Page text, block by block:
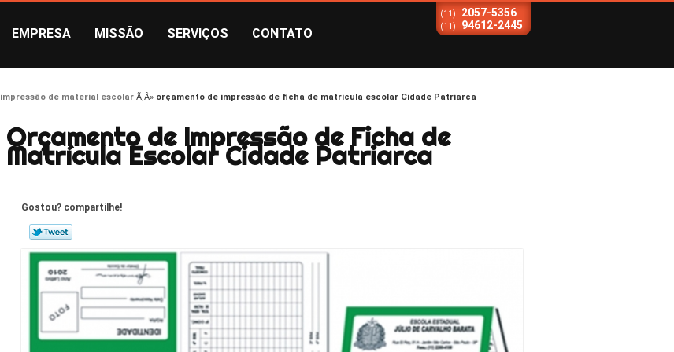
EMPRESA MISSÃO SERVIÇOS CONTATO
(11) 2057-5356
(11) 94612-2445
impressão de material escolar orçamento de impressão de ficha de matrícula escolar Cidade Patriarca
Orçamento de Impressão de Ficha de
Matrícula Escolar Cidade Patriarca
Gostou? compartilhe!